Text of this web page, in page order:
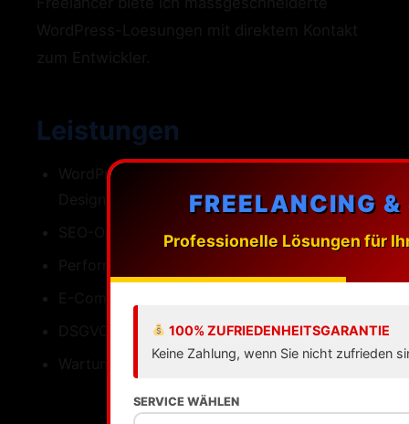
FREELANCING &
Professionelle Lösungen für
100% ZUFRIEDENHEITSGARANTIE
Keine Zahlung, wenn Sie nicht zufrieden
SERVICE WÄHLEN
Leistungen
WordPress-Webdesign mit individuellen
SEO-Optimierung fuer Rheinland-Pfalz
DSGVO-konforme Umsetzung
Wartung Updates Backups Support